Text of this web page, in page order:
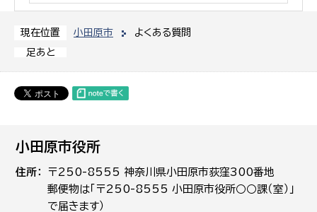
現在位置 小田原市
よくある質問
足あと
小田原市役所
住所
〒250-8555 神奈川県小田原市荻窪300番地
郵便物は「〒250-8555 小田原市役所○○課（室）」
で届きます）